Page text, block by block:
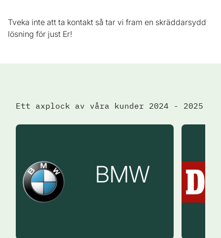
Tveka inte att ta kontakt så tar vi fram en skräddarsydd
lösning för just Er!
Ett axplock av våra kunder 2024 - 2025
BMW